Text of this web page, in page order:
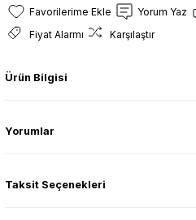
Yorum Yaz
Fiyat Alarmı
Karşılaştır
Ürün Bilgisi
Yorumlar
Taksit Seçenekleri